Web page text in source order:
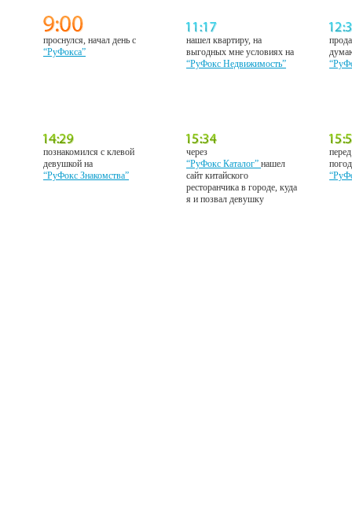
проснулся, начал день с
“РуФокса”
нашел квартиру, на
выгодных мне условиях на
“РуФокс Недвижимость”
познакомился с клевой
девушкой на
“РуФокс Знакомства”
через
“РуФокс Каталог”нашел
сайт китайского
ресторанчика в городе, куда
я и позвал девушку